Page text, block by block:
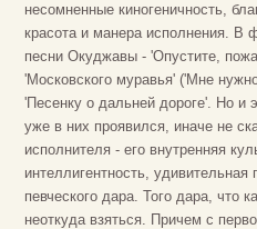
несомненные киногеничность,
красота и манера исполнения. В
песни Окуджавы - 'Опустите,
'Московского муравья' ('Мне
'Песенку о дальней дороге'. Но и
уже в них проявился, иначе не
исполнителя - его внутренняя
интеллигентность,
певческого дара. Того дара, что
неоткуда взяться. Причем с